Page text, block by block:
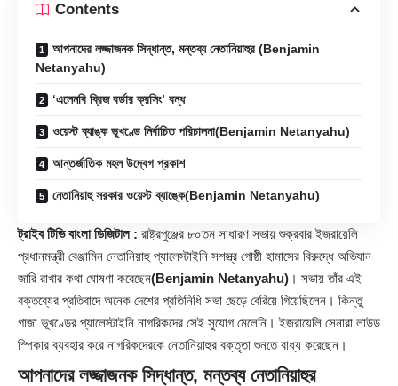
Contents
আপনাদের লজ্জাজনক সিদ্ধান্ত, মন্তব্য নেতানিয়াহুর (Benjamin
Netanyahu)
‘এলেনবি ব্রিজ বর্ডার ক্রসিং’ বন্ধ
ওয়েস্ট ব্যাঙ্ক ভূখণ্ডে নির্বাচিত পরিচালনা(Benjamin Netanyahu)
আন্তর্জাতিক মহল উদ্বেগ প্রকাশ
নেতানিয়াহু সরকার ওয়েস্ট ব্যাঙ্কে(Benjamin Netanyahu)
ট্রাইব টিভি বাংলা ডিজিটাল : রাষ্ট্রপুঞ্জের ৮০তম সাধারণ সভায় শুক্রবার ইজরায়েলি
প্রধানমন্ত্রী বেঞ্জামিন নেতানিয়াহু প্যালেস্টাইনি সশস্ত্র গোষ্ঠী হামাসের বিরুদ্ধে অভিযান
জারি রাখার কথা ঘোষণা করেছেন(Benjamin Netanyahu) । সভায় তাঁর এই
বক্তব্যের প্রতিবাদে অনেক দেশের প্রতিনিধি সভা ছেড়ে বেরিয়ে গিয়েছিলেন। কিন্তু
গাজা ভূখণ্ডের প্যালেস্টাইনি নাগরিকদের সেই সুযোগ মেলেনি। ইজরায়েলি সেনারা লাউড
স্পিকার ব্যবহার করে নাগরিকদেরকে নেতানিয়াহুর বক্তৃতা শুনতে বাধ্য করেছেন।
আপনাদের লজ্জাজনক সিদ্ধান্ত, মন্তব্য নেতানিয়াহুর